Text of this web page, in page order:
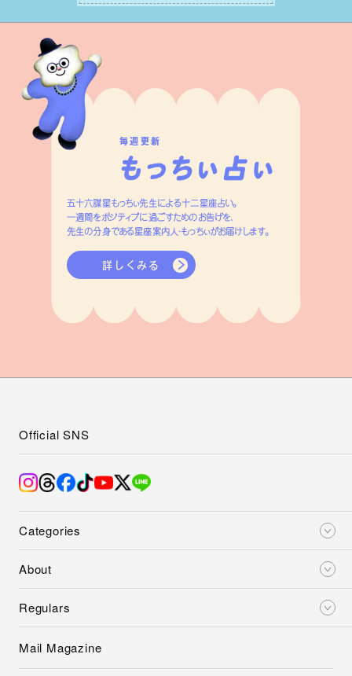
つです。
毎週更新
五十六謀星もっちぃ先生による十二星座占い。
一週間をポジティブに過ごすためのお告げを、
先生の分身である星座案内人・もっちぃがお届けします。
詳しくみる
Categories
About
Regulars
Official SNS
Mail Magazine